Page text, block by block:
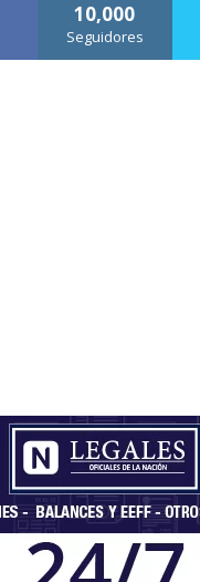
10,000
Seguidores